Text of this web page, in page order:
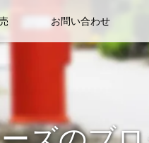
お問い合わせ